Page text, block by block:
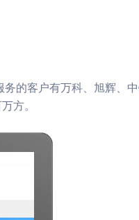
的客户有万科、旭辉、
方。